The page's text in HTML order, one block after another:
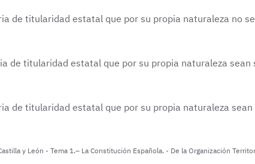
de titularidad estatal que por su propia naturaleza no
de titularidad estatal que por su propia naturaleza sean
de titularidad estatal que por su propia naturaleza
y León - Tema 1.– La Constitución Española. - De la Organización